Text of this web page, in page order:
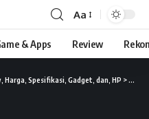
Aa
& Apps Review
Harga, Spesifikasi, Gadget, dan, HP > News